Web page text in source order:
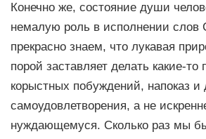
Конечно же, состояние души
немалую роль в исполнении слов
прекрасно знаем, что лукавая
порой заставляет делать какие-то
корыстных побуждений, напоказ и
самоудовлетворения, а не
нуждающемуся. Сколько раз мы